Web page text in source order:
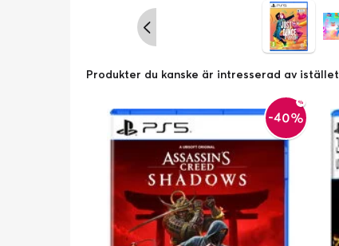
Produkter du kanske är intresserad av istället
-40%